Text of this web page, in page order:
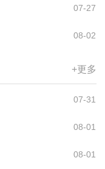
07-27
08-02
+更多
07-31
08-01
08-01